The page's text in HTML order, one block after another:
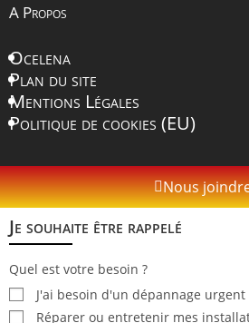
A Propos
Ocelena
Plan du site
Mentions Légales
Politique de cookies (EU)
Nous
Je souhaite être rappelé
Quel est votre besoin ?
J'ai besoin d'un dépannage urgent
Réparer ou entretenir mes